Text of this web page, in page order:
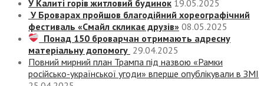
У Калиті горів житловий будинок 19.05.2025
У Броварах пройшов благодійний хореографічний
фестиваль «Смайл скликає друзів» 08.05.2025
Понад 150 броварчан отримають адресну
матеріальну допомогу 29.04.2025
Повний мирний план Трампа під назвою «‎Рамки
російсько-української угоди» вперше опублікували в ЗМІ